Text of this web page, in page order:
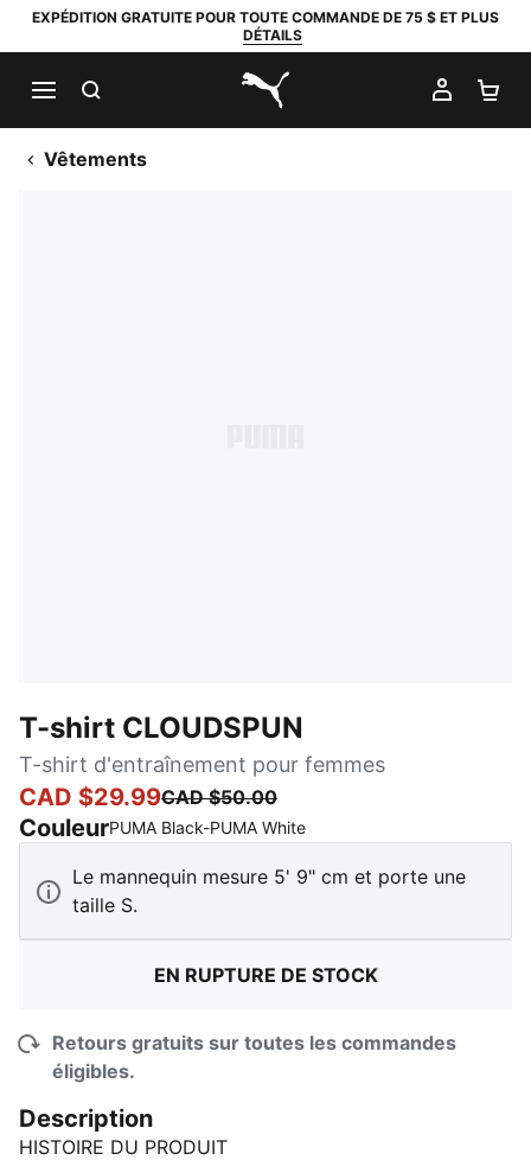
EXPÉDITION GRATUITE POUR TOUTE COMMANDE DE 75 $ ET PLUS
DÉTAILS
PUMA.com
MON
Vêtements
T-shirt CLOUDSPUN
T-shirt d'entraînement pour femmes
CAD $29.99CAD $50.00
CouleurPUMA Black-PUMA White:
Le mannequin mesure 5' 9" cm et porte une
taille S.
EN RUPTURE DE STOCK
Retours gratuits sur toutes les commandes
éligibles.
Description
HISTOIRE DU PRODUIT